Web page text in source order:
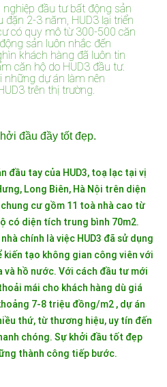
đầu tư bất động sản
2-3 năm, HUD3 lại triển
có quy mô từ 300-500 căn
sản luôn nhắc đến
khách hàng đã luôn tin
căn hộ do HUD3 đầu tư.
những dự án làm nên
trên thị trường.
đầu đầy tốt đẹp.
đầu tay của HUD3, toạ lạc tại vị
Long Biên, Hà Nội trên diện
cư gồm 11 toà nhà cao từ
có diện tích trung bình 70m2.
chính là việc HUD3 đã sử dụng
tạo không gian công viên với
và hồ nước. Với cách đầu tư mới
mái cho khách hàng dù giá
7-8 triệu đồng/m2 , dự án
thứ, từ thương hiệu, uy tín đến
chóng. Sự khởi đầu tốt đẹp
thành công tiếp bước.